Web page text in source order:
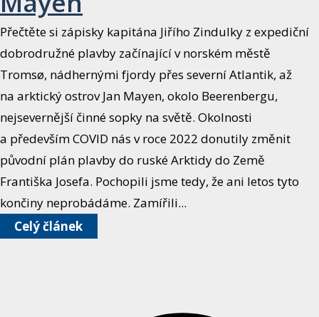
Přečtěte si zápisky kapitána Jiřího Zindulky z expediční
dobrodružné plavby začínající v norském městě
Tromsø, nádhernými fjordy přes severní Atlantik, až
na arktický ostrov Jan Mayen, okolo Beerenbergu,
nejsevernější činné sopky na světě. Okolnosti
a především COVID nás v roce 2022 donutily změnit
původní plán plavby do ruské Arktidy do Země
Františka Josefa. Pochopili jsme tedy, že ani letos tyto
končiny neprobádáme. Zamířili...
Celý článek